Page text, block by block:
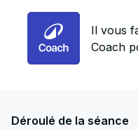
Il vous
Coach
Déroulé de la séance